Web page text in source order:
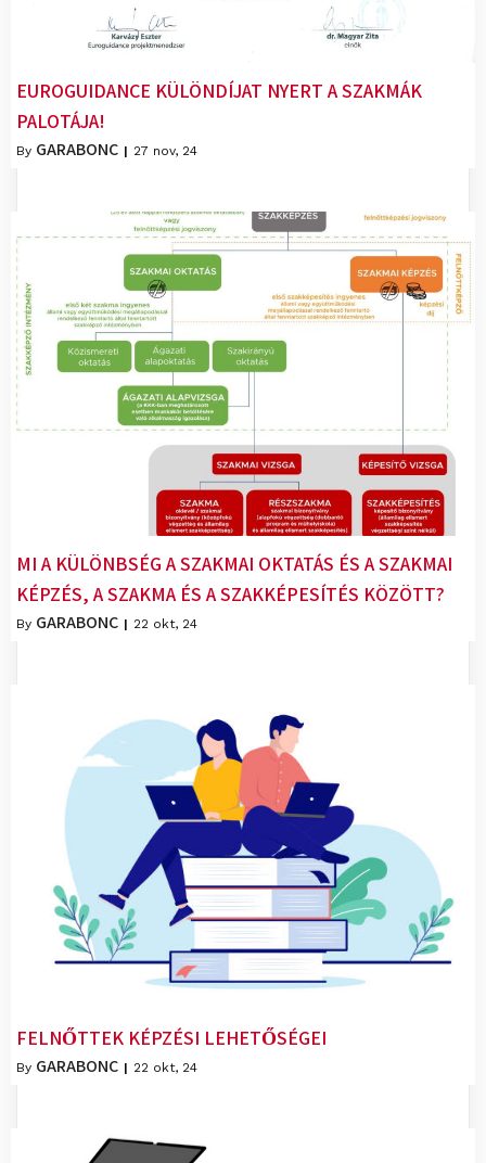
EUROGUIDANCE KÜLÖNDÍJAT NYERT A SZAKMÁK
PALOTÁJA!
By GARABONC | 27 nov, 24
MI A KÜLÖNBSÉG A SZAKMAI OKTATÁS ÉS A SZAKMAI
KÉPZÉS, A SZAKMA ÉS A SZAKKÉPESÍTÉS KÖZÖTT?
By GARABONC | 22 okt, 24
FELNŐTTEK KÉPZÉSI LEHETŐSÉGEI
By GARABONC | 22 okt, 24